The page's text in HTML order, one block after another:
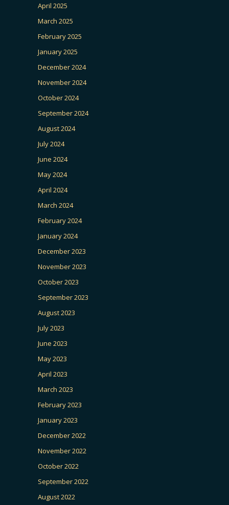
April 2025
March 2025
February 2025
January 2025
December 2024
November 2024
October 2024
September 2024
August 2024
July 2024
June 2024
May 2024
April 2024
March 2024
February 2024
January 2024
December 2023
November 2023
October 2023
September 2023
August 2023
July 2023
June 2023
May 2023
April 2023
March 2023
February 2023
January 2023
December 2022
November 2022
October 2022
September 2022
August 2022